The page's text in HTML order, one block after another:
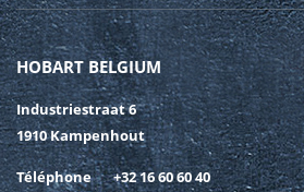
HOBART BELGIUM
Industriestraat 6
1910 Kampenhout
Téléphone
+32 16 60 60 40